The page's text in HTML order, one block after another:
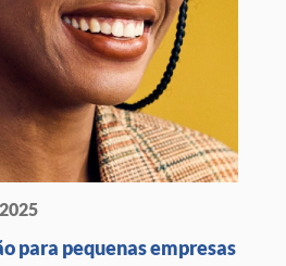
para pequenas empresas